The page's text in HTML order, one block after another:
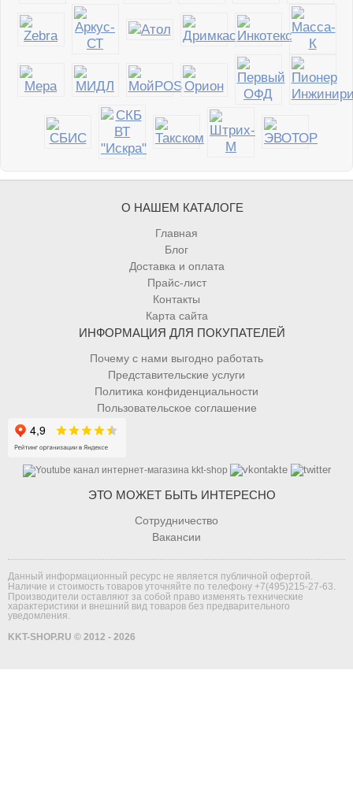
О НАШЕМ КАТАЛОГЕ
Главная
Блог
Доставка и оплата
Прайс-лист
Контакты
Карта сайта
ИНФОРМАЦИЯ ДЛЯ ПОКУПАТЕЛЕЙ
Почему с нами выгодно работать
Представительские услуги
Политика конфиденциальности
Пользовательское соглашение
ЭТО МОЖЕТ БЫТЬ ИНТЕРЕСНО
Сотрудничество
Вакансии
Данный информационный ресурс не является публичной офертой.
Наличие и стоимость товаров уточняйте по телефону +7(495)215-27-63
Производители оставляют за собой право изменять технические
характеристики и внешний вид товаров без предварительного
уведомления.
KKT-SHOP.RU © 2012 - 2026